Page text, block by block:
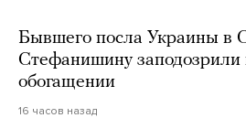
Бывшего посла Украины
Стефанишину заподозрили
обогащении
16 часов назад